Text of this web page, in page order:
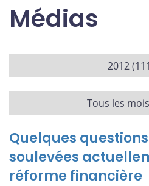
Médias
2012
Tous les
Quelques questions
soulevées
réforme financière